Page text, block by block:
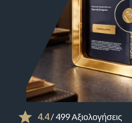
4.4/ 499 Αξιολογήσεις